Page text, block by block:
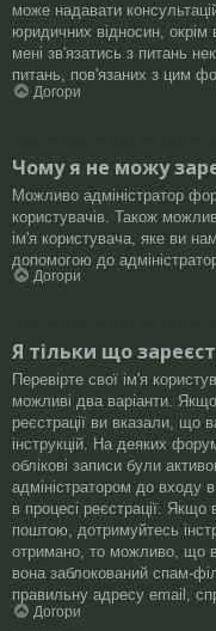
може надавати
юридичних відносин, окрім
мені зв'язатись з питань
питань, пов'язаних з цим
Догори
Чому я не можу
Можливо адміністратор
користувачів. Також
ім'я користувача, яке ви
допомогою до
Догори
Я тільки що
Перевірте свої ім'я
можливі два варіанти.
реєстрації ви вказали, що
інструкцій. На деяких
облікові записи були
адміністратором до входу
в процесі реєстрації.
поштою, дотримуйтесь
отримано, то можливо, що
вона заблокований спам-
правильну адресу email,
Догори